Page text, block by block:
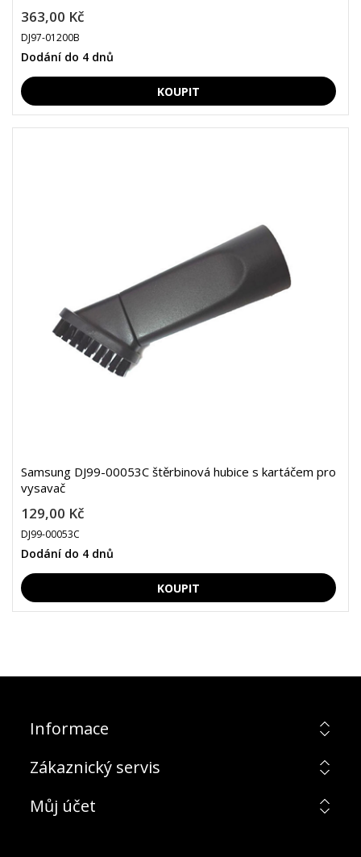
363,00 Kč
DJ97-01200B
Dodání do 4 dnů
Samsung DJ99-00053C štěrbinová hubice s kartáčem pro
vysavač
129,00 Kč
DJ99-00053C
Dodání do 4 dnů
Informace
Zákaznický servis
Můj účet